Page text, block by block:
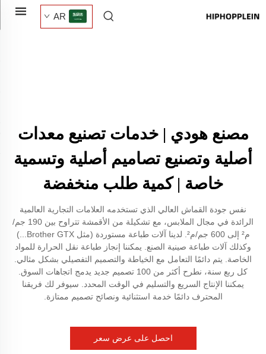
AR
مصنع هودي | خدمات تصنيع معدات
أصلية وتصنيع تصاميم أصلية وتسمية
خاصة | كمية طلب منخفضة
نفس جودة القماش العالي الذي تستخدمه العلامات التجارية العالمية
الرائدة في مجال الملابس، مع تشكيلة من الأقمشة تتراوح بين 190 جم/
م² إلى 600 جم/م². لدينا آلات طباعة مستوردة (مثل Brother GTX...)
وكذلك آلات طباعة صينية الصنع. يمكننا إنجاز طباعة نقل الحرارة للمواد
الخاصة. يتم دائمًا التعامل مع الخياطة والتصميم التفصيلي بشكل مثالي.
كل ربع سنة، نطرح أكثر من 100 تصميم جديد يدمج اتجاهات السوق.
يمكننا الإنتاج السريع والتسليم في الوقت المحدد. سيوفر لك فريقنا
المحترف دائمًا خدمة استثنائية ونصائح تصميم ممتازة.
احصل على عرض سعر